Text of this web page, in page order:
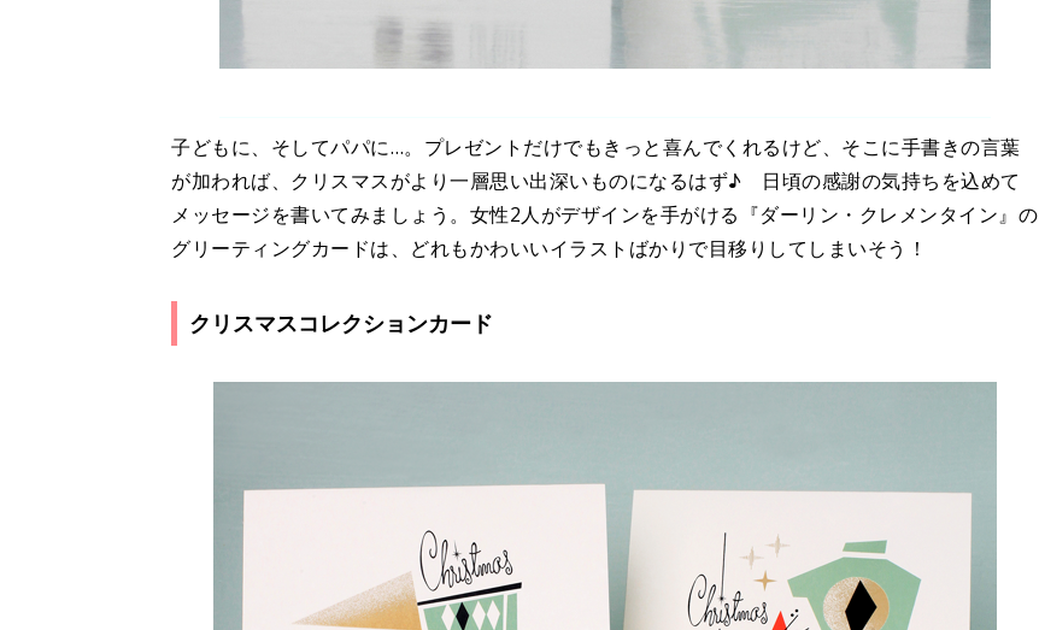
子どもに、そしてパパに…。プレゼントだけでもきっと喜んでくれるけど、そこに手書きの言葉
が加われば、クリスマスがより一層思い出深いものになるはず♪ 日頃の感謝の気持ちを込めて
メッセージを書いてみましょう。女性2人がデザインを手がける『ダーリン・クレメンタイン』の
グリーティングカードは、どれもかわいいイラストばかりで目移りしてしまいそう！
クリスマスコレクションカード